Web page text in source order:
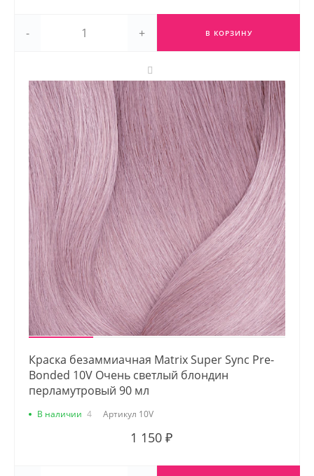
- + В КОРЗИНУ
Краска безаммиачная Matrix Super Sync Pre-
Bonded 10V Очень светлый блондин
перламутровый 90 мл
В наличии 4 Артикул 10V
1 150 ₽